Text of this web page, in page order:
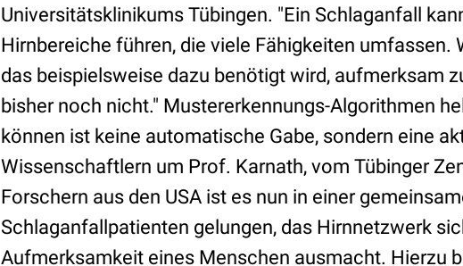
Universitätsklinikums Tübingen. "Ein Schlaganfall
Hirnbereiche führen, die viele Fähigkeiten umfassen.
das beispielsweise dazu benötigt wird, aufmerksam
bisher noch nicht." Mustererkennungs-Algorithmen
können ist keine automatische Gabe, sondern eine
Wissenschaftlern um Prof. Karnath, vom Tübinger
Forschern aus den USA ist es nun in einer
Schlaganfallpatienten gelungen, das Hirnnetzwerk
Aufmerksamkeit eines Menschen ausmacht. Hierzu